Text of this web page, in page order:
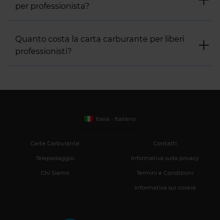
per professionista?
Quanto costa la carta carburante per liberi
professionisti?
Italia - Italiano
Carte Carburante
Telepedaggio
Chi Siamo
Contatti
Informativa sulla privacy
Termini e Condizioni
Informativa sui cookie